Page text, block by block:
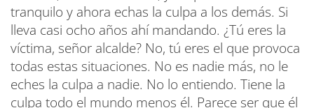
tranquilo y ahora echas la culpa a los demás. Si
lleva casi ocho años ahí mandando. ¿Tú eres la
víctima, señor alcalde? No, tú eres el que provoca
todas estas situaciones. No es nadie más, no le
eches la culpa a nadie. No lo entiendo. Tiene la
culpa todo el mundo menos él. Parece ser que él